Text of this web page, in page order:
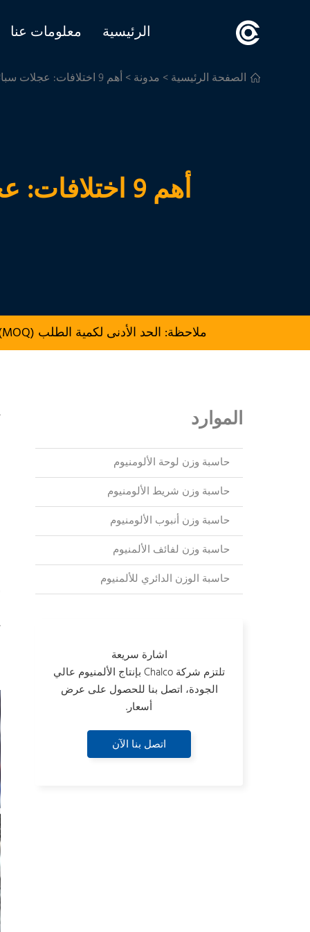
الرئيسية معلومات عنا
الصفحة الرئيسية> مدونة> أهم 9 اختلافات: عجلات سبائك الألومنيوم مقابل العجلات الفولاذية
أهم 9 اختلافات: عجلات سبائك الألومنيوم مقابل العجلات الفولاذية
ملاحظة: الحد الأدنى لكمية الطلب (MOQ) للإنتاج هو 500 kg.
الموارد
حاسبة وزن لوحة الألومنيوم
حاسبة وزن شريط الألومنيوم
حاسبة وزن أنبوب الألومنيوم
حاسبة وزن لفائف الألمنيوم
حاسبة الوزن الدائري للألمنيوم
اشارة سريعة
تلتزم شركة Chalco بإنتاج الألمنيوم عالي
الجودة، اتصل بنا للحصول على عرض
أسعار.
اتصل بنا الآن